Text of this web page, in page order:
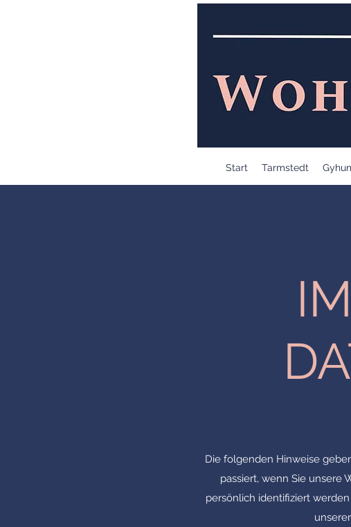
Start Tarmstedt
Die folgenden Hinweise
passiert, wenn Sie unsere
persönlich identifiziert